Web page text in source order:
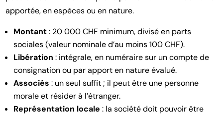
apportée, en espèces ou en nature.
Montant: 20 000 CHF minimum, divisé en parts
sociales (valeur nominale d’au moins 100 CHF).
Libération : intégrale, en numéraire sur un compte de
consignation ou par apport en nature évalué.
Associés : un seul suffit ; il peut être une personne
morale et résider à l’étranger.
Représentation locale : la société doit pouvoir être